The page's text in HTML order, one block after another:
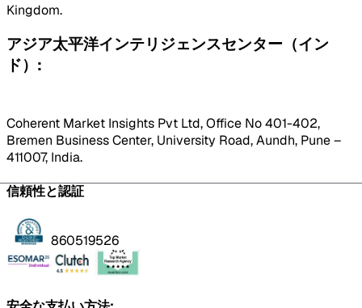
Kingdom.
アジア太平洋インテリジェンスセンター（イン
ド）:
Coherent Market Insights Pvt Ltd, Office No 401-402,
Bremen Business Center, University Road, Aundh, Pune –
411007, India.
信頼性と認証
860519526